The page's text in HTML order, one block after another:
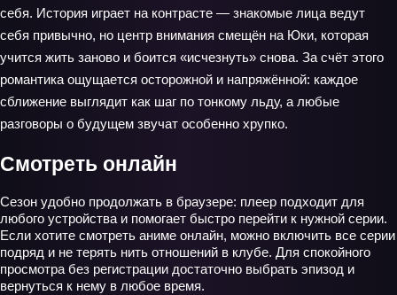
себя. История играет на контрасте — знакомые лица ведут
себя привычно, но центр внимания смещён на Юки, которая
учится жить заново и боится «исчезнуть» снова. За счёт этого
романтика ощущается осторожной и напряжённой: каждое
сближение выглядит как шаг по тонкому льду, а любые
разговоры о будущем звучат особенно хрупко.
Смотреть онлайн
Сезон удобно продолжать в браузере: плеер подходит для
любого устройства и помогает быстро перейти к нужной серии.
Если хотите смотреть аниме онлайн, можно включить все серии
подряд и не терять нить отношений в клубе. Для спокойного
просмотра без регистрации достаточно выбрать эпизод и
вернуться к нему в любое время.